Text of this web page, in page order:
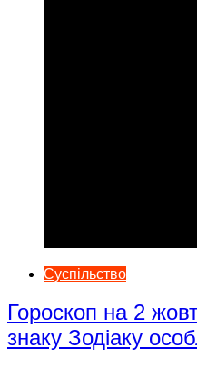
Суспільство
Гороскоп на 2
знаку Зодіаку